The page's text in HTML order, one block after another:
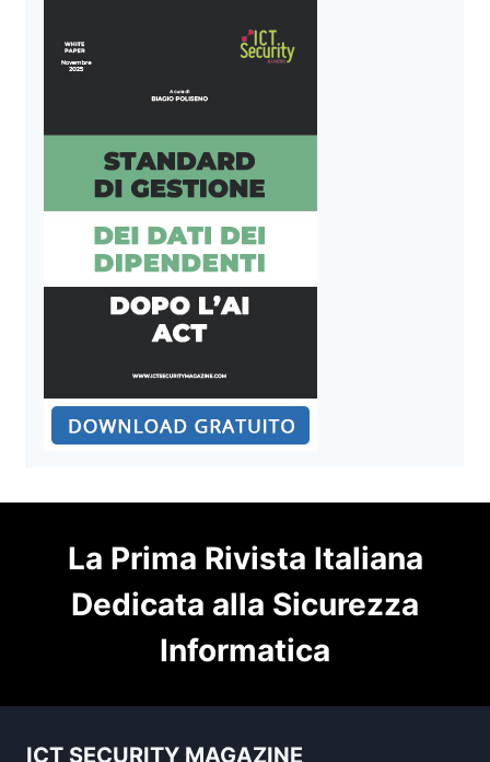
La Prima Rivista Italiana
Dedicata alla Sicurezza
Informatica
ICT SECURITY MAGAZINE